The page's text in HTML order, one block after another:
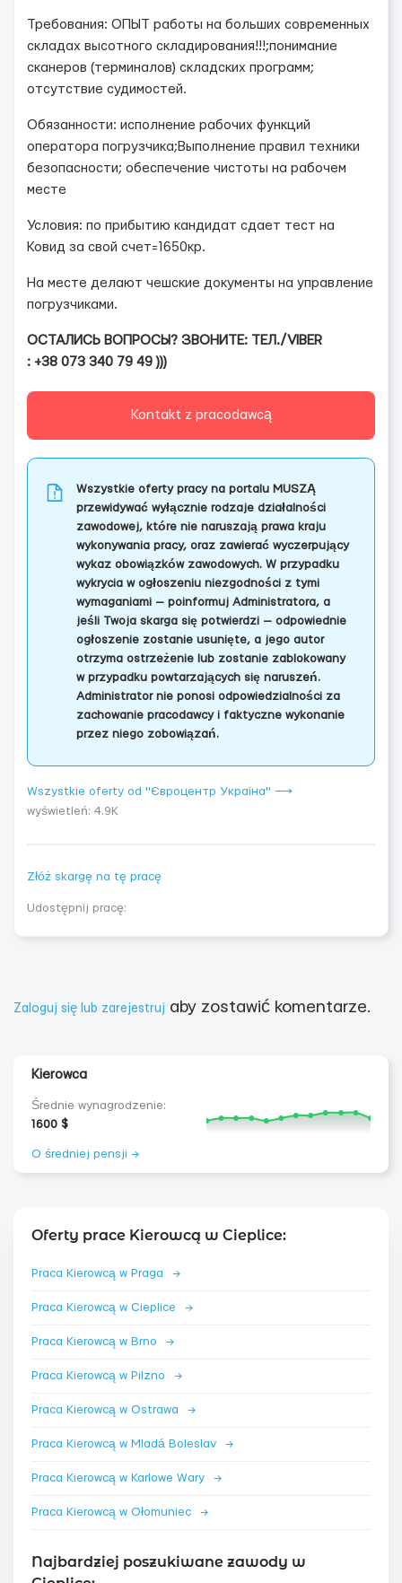
Требования: ОПЫТ работы на больших современных
складах высотного складирования!!!;понимание
сканеров (терминалов) складских программ;
отсутствие судимостей.
Обязанности: исполнение рабочих функций
оператора погрузчика;Выполнение правил техники
безопасности; обеспечение чистоты на рабочем
месте
Условия: по прибытию кандидат сдает тест на
Ковид за свой счет=1650кр.
На месте делают чешские документы на управление
погрузчиками.
ОСТАЛИСЬ ВОПРОСЫ? ЗВОНИТЕ: ТЕЛ./VIBER
: +38 073 340 79 49 )))
Kontakt z pracodawcą
Wszystkie oferty pracy na portalu MUSZĄ
przewidywać wyłącznie rodzaje działalności
zawodowej, które nie naruszają prawa kraju
wykonywania pracy, oraz zawierać wyczerpujący
wykaz obowiązków zawodowych. W przypadku
wykrycia w ogłoszeniu niezgodności z tymi
wymaganiami — poinformuj Administratora, a
jeśli Twoja skarga się potwierdzi — odpowiednie
ogłoszenie zostanie usunięte, a jego autor
otrzyma ostrzeżenie lub zostanie zablokowany
w przypadku powtarzających się naruszeń.
Administrator nie ponosi odpowiedzialności za
zachowanie pracodawcy i faktyczne wykonanie
przez niego zobowiązań.
Wszystkie oferty od "Євроцентр Україна" ⟶
wyświetleń: 4.9K
Złóż skargę na tę pracę
Udostępnij pracę:
Zaloguj się lub zarejestruj aby zostawić komentarze.
Kierowca
Średnie wynagrodzenie:
1600 $
O średniej pensji →
Oferty prace Kierowcą w Cieplice:
Praca Kierowcą w Praga →
Praca Kierowcą w Cieplice →
Praca Kierowcą w Brno →
Praca Kierowcą w Pilzno →
Praca Kierowcą w Ostrawa →
Praca Kierowcą w Mladá Boleslav →
Praca Kierowcą w Karlowe Wary →
Praca Kierowcą w Ołomuniec →
Najbardziej poszukiwane zawody w